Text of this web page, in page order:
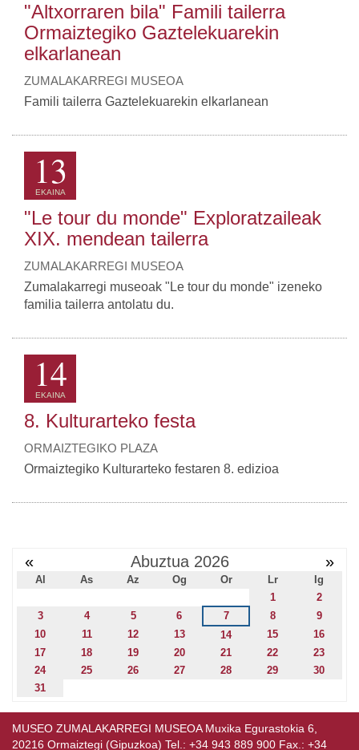
"Altxorraren bila" Famili tailerra
Ormaiztegiko Gaztelekuarekin
elkarlanean
ZUMALAKARREGI MUSEOA
Famili tailerra Gaztelekuarekin elkarlanean
13
EKAINA
"Le tour du monde" Exploratzaileak
XIX. mendean tailerra
ZUMALAKARREGI MUSEOA
Zumalakarregi museoak "Le tour du monde" izeneko
familia tailerra antolatu du.
14
EKAINA
8. Kulturarteko festa
ORMAIZTEGIKO PLAZA
Ormaiztegiko Kulturarteko festaren 8. edizioa
« Abuztua 2026 »
Al As Az Og Or Lr
Ig
1
2
3
4 5 6 7 8
9
10
11 12 13 14 15
16
17
18 19 20 21 22
23
24
25 26 27 28 29
30
31
MUSEO ZUMALAKARREGI MUSEOA Muxika Egurastokia 6,
20216 Ormaiztegi (Gipuzkoa) Tel.: +34 943 889 900 Fax.: +34